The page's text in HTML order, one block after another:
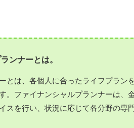
ンナーとは。
とは、各個人に合ったライフプラ
。ファイナンシャルプランナーは
スを行い、状況に応じて各分野の専